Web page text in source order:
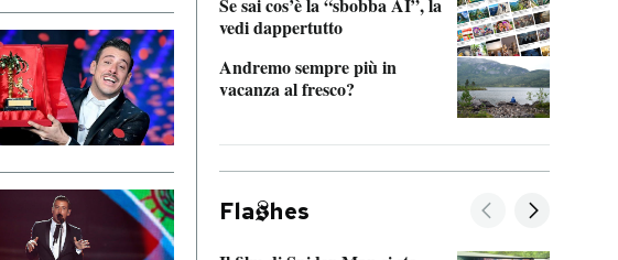
vedi dappertutto
Andremo sempre più in
vacanza al fresco?
Fla hes